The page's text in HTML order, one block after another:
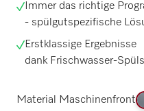
Immer das richtige
- spülgutspezifische
Erstklassige Ergebnisse
dank Frischwasser-
Material Maschinenfront